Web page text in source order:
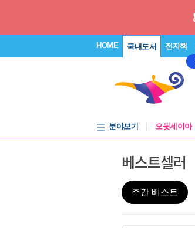
HOME 국내도서 전자책
분야보기 오뒷세이아
베스트셀러
주간 베스트